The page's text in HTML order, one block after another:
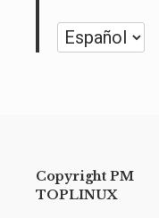
Language
Copyright PM
TOPLINUX